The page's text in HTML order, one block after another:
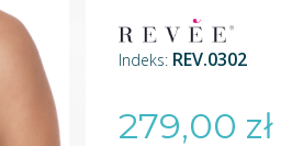
Indeks: REV.0302
279,00 zł